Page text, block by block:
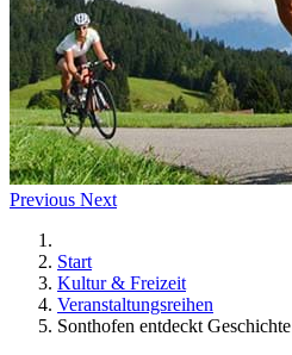
Previous Next
Start
Kultur & Freizeit
Veranstaltungsreihen
Sonthofen entdeckt Geschichte